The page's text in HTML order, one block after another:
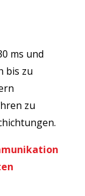
ms und
bis zu
zu